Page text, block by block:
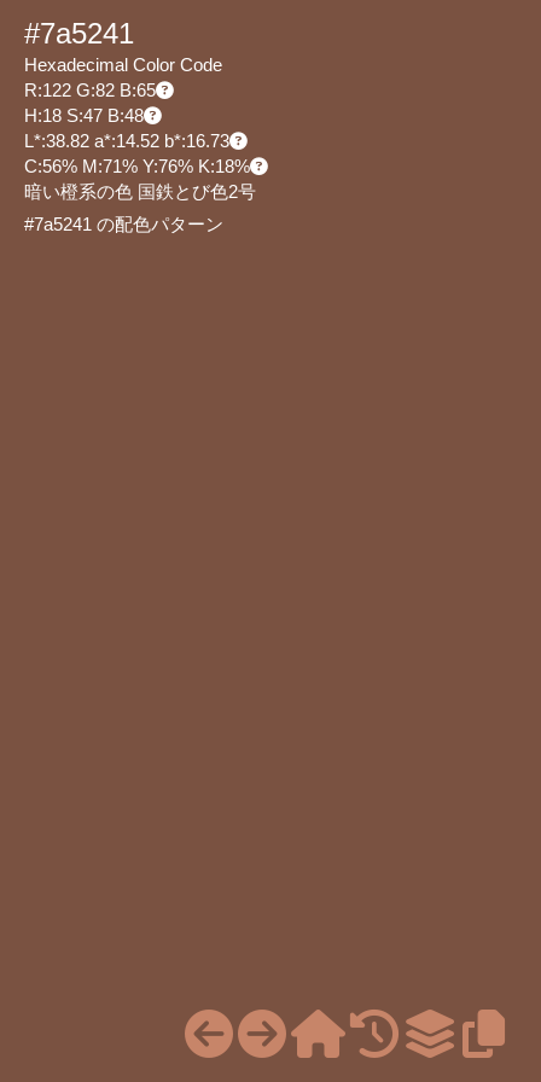
#7a5241
Hexadecimal Color Code
R:122 G:82 B:65
H:18 S:47 B:48
L*:38.82 a*:14.52 b*:16.73
C:56% M:71% Y:76% K:18%
暗い橙系の色 国鉄とび色2号
#7a5241 の配色パターン